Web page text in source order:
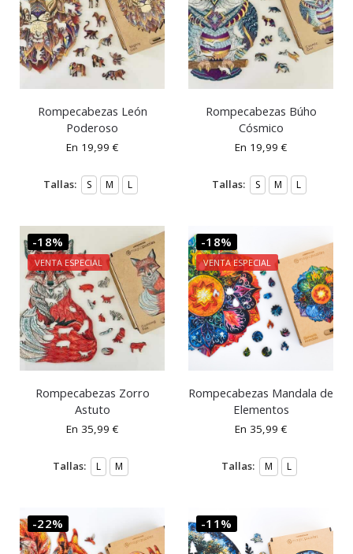
Rompecabezas León
Poderoso
En 19,99€
Tallas: S M L
Rompecabezas Búho
Cósmico
En 19,99€
Tallas: S M L
-18%
VENTA ESPECIAL
Rompecabezas Zorro
Astuto
En 35,99€
Tallas: L M
-18%
VENTA ESPECIAL
Rompecabezas Mandala de
Elementos
En 35,99€
Tallas: M L
-22% -11%